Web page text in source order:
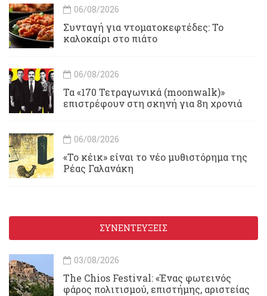
06/08/2026
Συνταγή για ντοματοκεφτέδες: Το
καλοκαίρι στο πιάτο
06/08/2026
Τα «170 Τετραγωνικά (moonwalk)»
επιστρέφουν στη σκηνή για 8η χρονιά
06/08/2026
«Το κέικ» είναι το νέο μυθιστόρημα της
Ρέας Γαλανάκη
ΣΥΝΕΝΤΕΥΞΕΙΣ
03/08/2026
Τhe Chios Festival: «Ένας φωτεινός
φάρος πολιτισμού, επιστήμης, αριστείας